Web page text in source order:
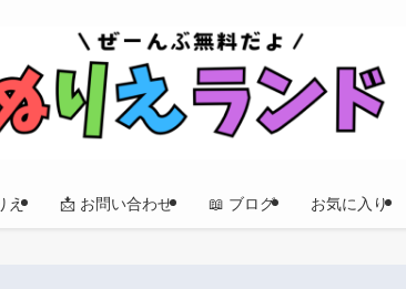
え 📩 お問い合わせ 📖 ブログ お気に入り